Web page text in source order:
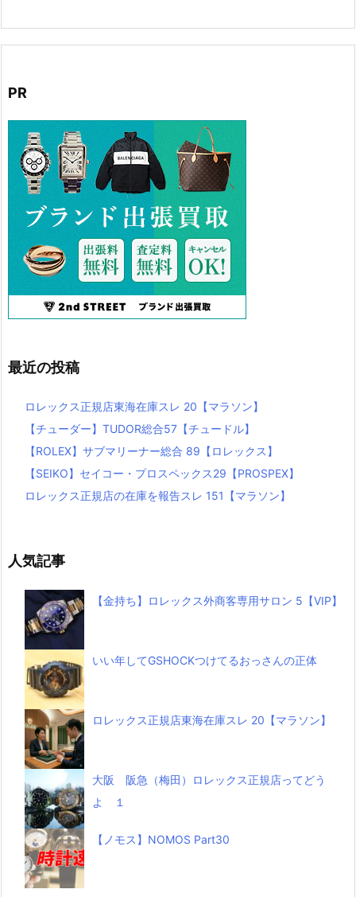
PR
最近の投稿
ロレックス正規店東海在庫スレ 20【マラソン】
【チューダー】TUDOR総合57【チュードル】
【ROLEX】サブマリーナー総合 89【ロレックス】
【SEIKO】セイコー・プロスペックス29【PROSPEX】
ロレックス正規店の在庫を報告スレ 151【マラソン】
人気記事
【金持ち】ロレックス外商客専用サロン 5【VIP】
いい年してGSHOCKつけてるおっさんの正体
ロレックス正規店東海在庫スレ 20【マラソン】
大阪 阪急（梅田）ロレックス正規店ってどう
よ １
【ノモス】NOMOS Part30